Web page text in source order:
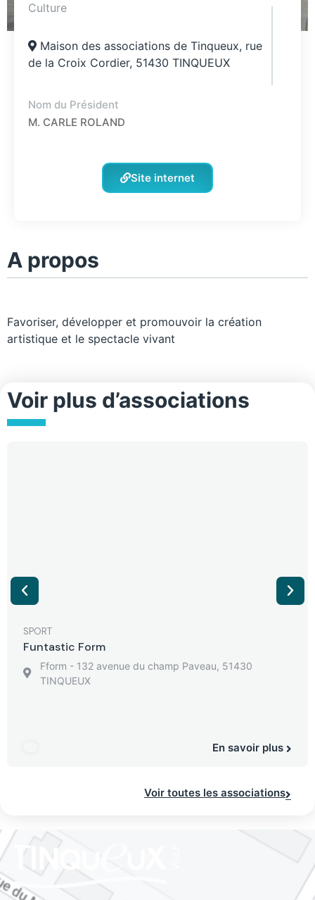
Culture
Maison des associations de Tinqueux, rue
de la Croix Cordier, 51430 TINQUEUX
Nom du Président
M. CARLE ROLAND
Site internet
A propos
Favoriser, développer et promouvoir la création
artistique et le spectacle vivant
Voir plus d’associations
SPORT
Funtastic Form
Fform - 132 avenue du champ Paveau, 51430
TINQUEUX
En savoir plus
Voir toutes les associations